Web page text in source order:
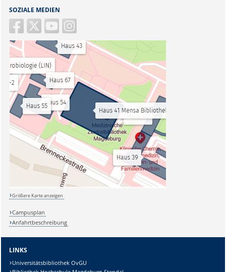
SOZIALE MEDIEN
Größere Karte anzeigen
Campusplan
Anfahrtbeschreibung
LINKS
Universitätsbibliothek OvGU